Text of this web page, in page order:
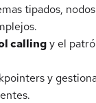
tipados,
callingy el
y